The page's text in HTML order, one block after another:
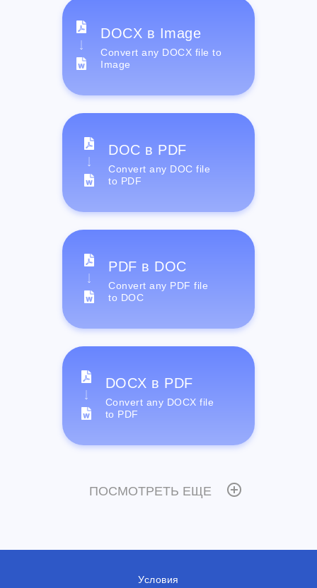
DOCX в Image
Convert any DOCX file to
Image
DOC в PDF
Convert any DOC file
to PDF
PDF в DOC
Convert any PDF file
to DOC
DOCX в PDF
Convert any DOCX file
to PDF
ПОСМОТРЕТЬ ЕЩЕ
Условия